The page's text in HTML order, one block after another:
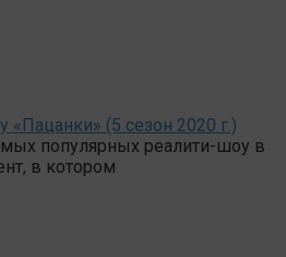
«Пацанки» (5 сезон 2020 г.)
популярных реалити-шоу в
в котором